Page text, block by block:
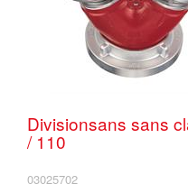
Divisionsans sans
/ 110
03025702